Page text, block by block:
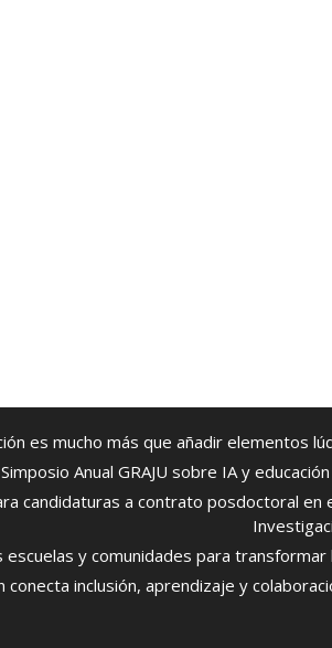
es mucho más que añadir elementos
Anual GRAJU sobre IA y educación
candidaturas a contrato posdoctoral en
escuelas y comunidades para transformar
conecta inclusión, aprendizaje y